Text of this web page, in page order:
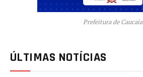
Prefeitura de Caucaia
ÚLTIMAS NOTÍCIAS